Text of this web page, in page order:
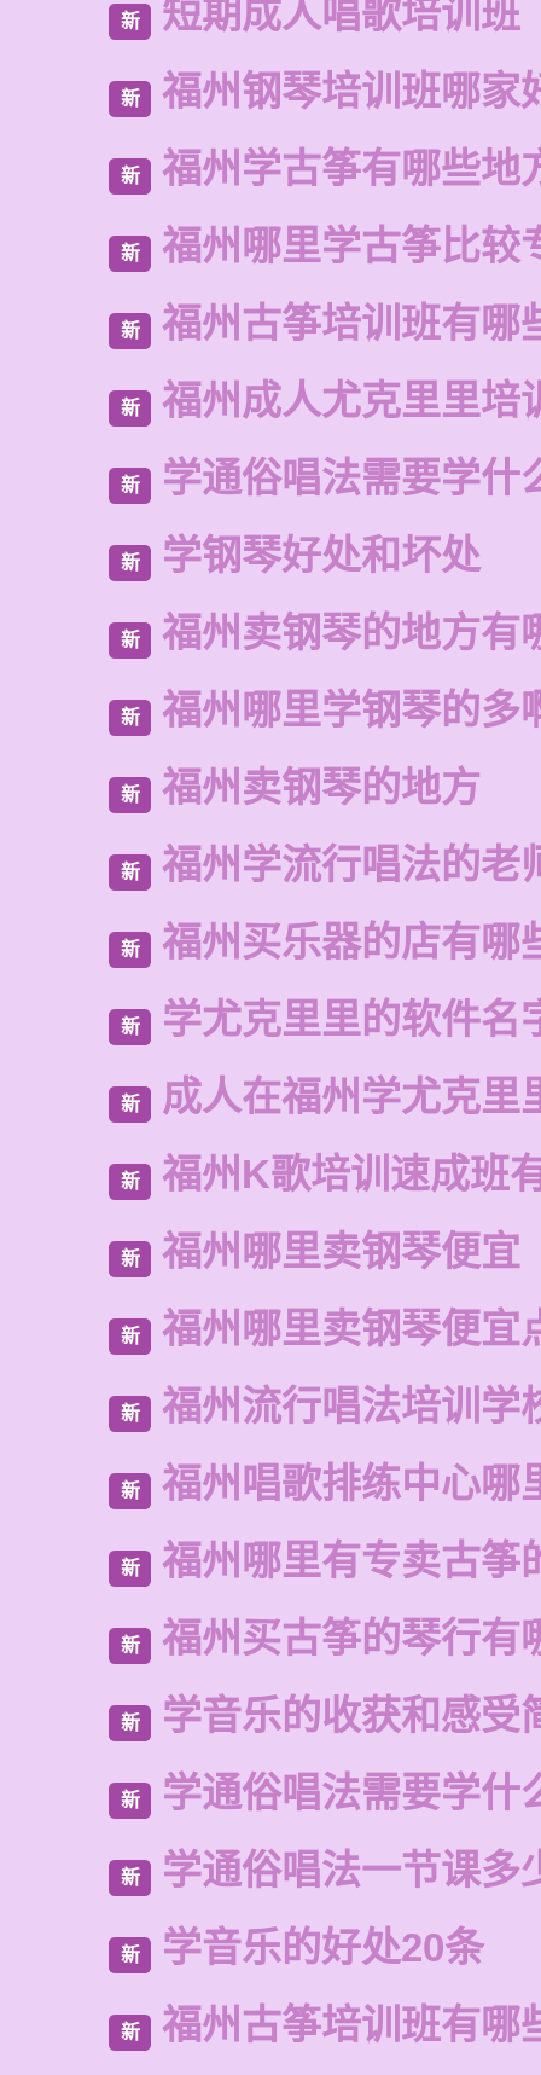
新 短期成人唱歌培训班
新 福州钢琴培训班哪家
新 福州学古筝有哪些地
新 福州哪里学古筝比较
新 福州古筝培训班有哪
新 福州成人尤克里里培
新 学通俗唱法需要学什
新 学钢琴好处和坏处
新 福州卖钢琴的地方有
新 福州哪里学钢琴的多
新 福州卖钢琴的地方
新 福州学流行唱法的老
新 福州买乐器的店有哪
新 学尤克里里的软件名
新 成人在福州学尤克里
新 福州K歌培训速成班
新 福州哪里卖钢琴便宜
新 福州哪里卖钢琴便宜
新 福州流行唱法培训学
新 福州唱歌排练中心哪
新 福州哪里有专卖古筝
新 福州买古筝的琴行有
新 学音乐的收获和感受
新 学通俗唱法需要学什
新 学通俗唱法一节课多
新 学音乐的好处20条
新 福州古筝培训班有哪